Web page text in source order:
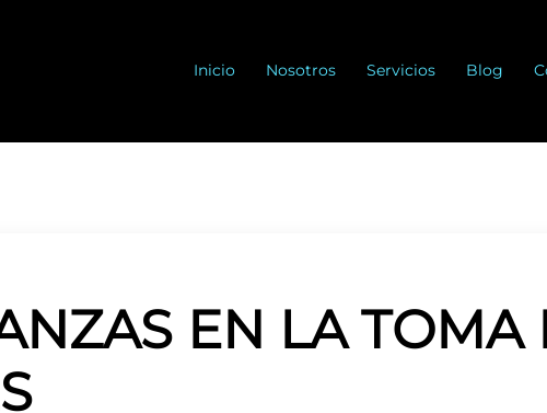
Inicio Nosotros Servicios Blog
EN LA TOMA